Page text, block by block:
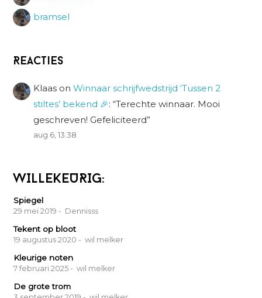
bramsel
Reacties
Klaas onWinnaar schrijfwedstrijd ‘Tussen 2
stiltes’ bekend 🎉: “Terechte winnaar. Mooi
geschreven! Gefeliciteerd”
aug 6, 13:38
WILLEKEURIG:
Spiegel
29 mei 2019 - Dennisss
Tekent op bloot
19 augustus 2020 - wil melker
Kleurige noten
7 februari 2025 - wil melker
De grote trom